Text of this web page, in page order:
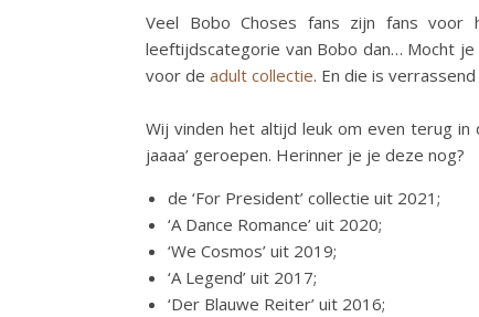
Veel Bobo Choses fans zijn fans
leeftijdscategorie van Bobo dan… Mocht
voor de adult collectie. En die is
Wij vinden het altijd leuk om even terug
jaaaa’ geroepen. Herinner je je deze nog?
de ‘For President’ collectie uit 2021;
‘A Dance Romance’ uit 2020;
‘We Cosmos’ uit 2019;
‘A Legend’ uit 2017;
‘Der Blauwe Reiter’ uit 2016;